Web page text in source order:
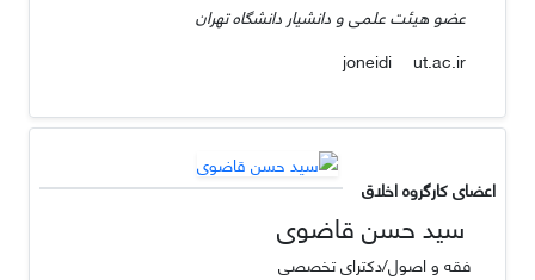
عضو هیئت علمی و دانشیار دانشگاه تهران
joneidi
ut.ac.ir
اعضای کارگروه اخلاق
سید حسن قاضوی
فقه و اصول/دکترای تخصصی